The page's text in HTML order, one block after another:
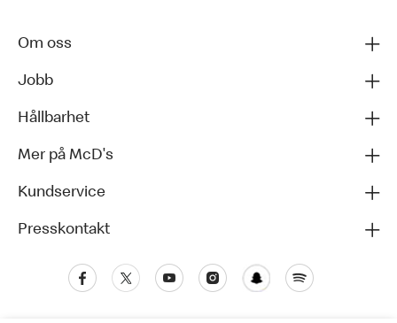
Om oss
Jobb
Hållbarhet
Mer på McD's
Kundservice
Presskontakt